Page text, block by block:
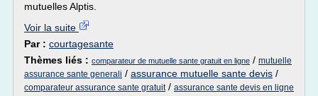
mutuelles Alptis.
Voir la suite
Par : courtagesante
Thèmes liés : comparateur de mutuelle sante gratuit en ligne / mutuelle
assurance sante generali / assurance mutuelle sante devis /
comparateur assurance sante gratuit/ assurance sante devis en ligne